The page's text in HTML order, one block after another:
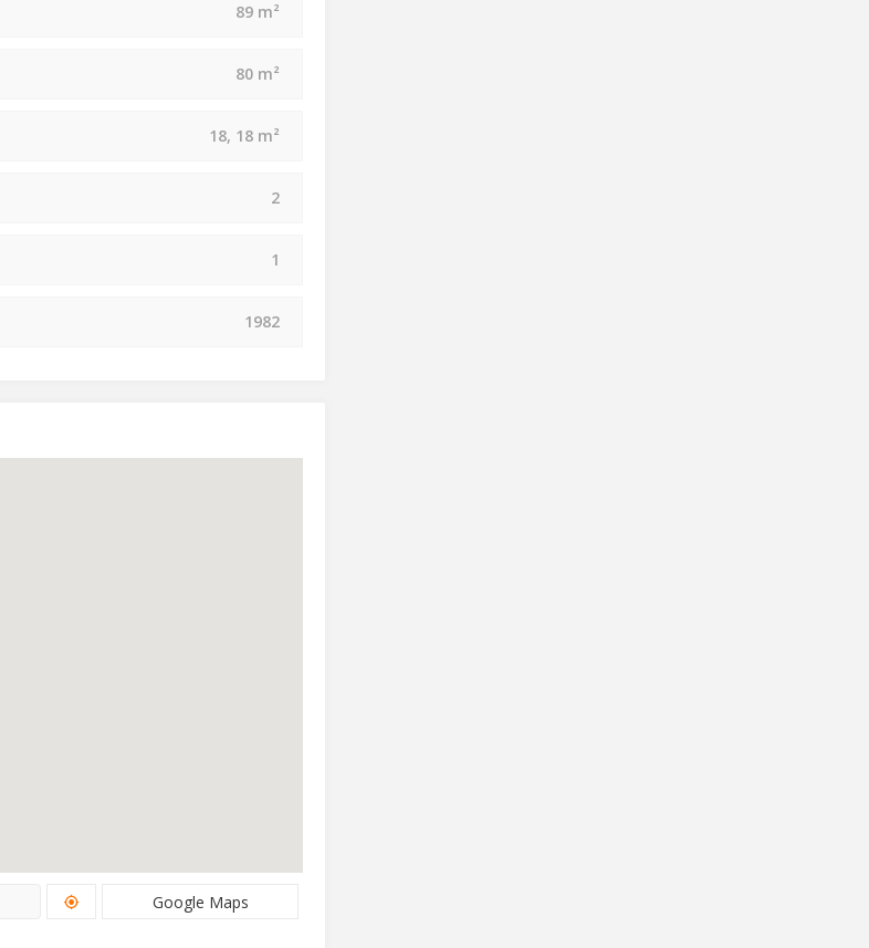
89 m²
80 m²
18, 18 m²
2
1
1982
Google Maps